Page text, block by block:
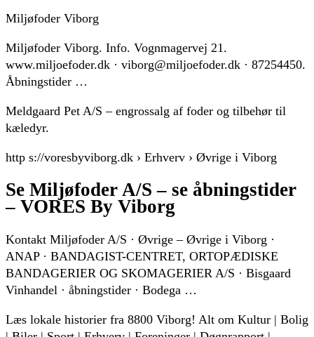
Miljøfoder Viborg
Miljøfoder Viborg. Info. Vognmagervej 21.
www.miljoefoder.dk · viborg@miljoefoder.dk · 87254450.
Åbningstider …
Meldgaard Pet A/S – engrossalg af foder og tilbehør til
kæledyr.
http s://voresbyviborg.dk › Erhverv › Øvrige i Viborg
Se Miljøfoder A/S – se åbningstider
– VORES By Viborg
Kontakt Miljøfoder A/S · Øvrige – Øvrige i Viborg ·
ANAP · BANDAGIST-CENTRET, ORTOPÆDISKE
BANDAGERIER OG SKOMAGERIER A/S · Bisgaard
Vinhandel · åbningstider · Bodega …
Læs lokale historier fra 8800 Viborg! Alt om Kultur | Bolig